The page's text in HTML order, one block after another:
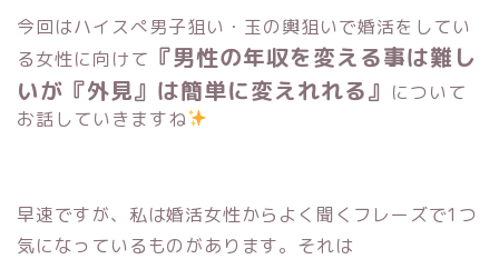
今回はハイスぺ男子狙い・玉の輿狙いで婚活をしてい
る女性に向けて 『男性の年収を変える事は難し
いが『外見』は簡単に変えれれる』 について
お話していきますね
早速ですが、私は婚活女性からよく聞くフレーズで1つ
気になっているものがあります。それは